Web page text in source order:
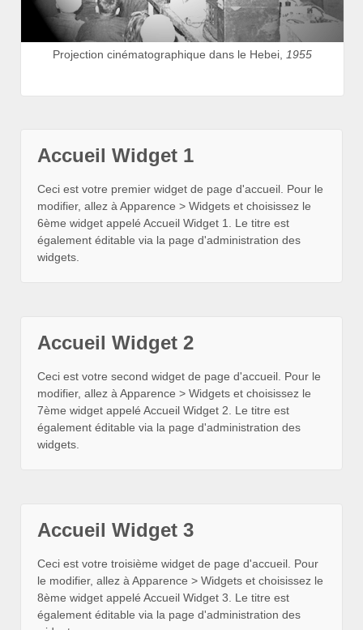
Projection cinématographique dans le Hebei, 1955
Accueil Widget 1
Ceci est votre premier widget de page d'accueil. Pour le
modifier, allez à Apparence > Widgets et choisissez le
6ème widget appelé Accueil Widget 1. Le titre est
également éditable via la page d'administration des
widgets.
Accueil Widget 2
Ceci est votre second widget de page d'accueil. Pour le
modifier, allez à Apparence > Widgets et choisissez le
7ème widget appelé Accueil Widget 2. Le titre est
également éditable via la page d'administration des
widgets.
Accueil Widget 3
Ceci est votre troisième widget de page d'accueil. Pour
le modifier, allez à Apparence > Widgets et choisissez le
8ème widget appelé Accueil Widget 3. Le titre est
également éditable via la page d'administration des